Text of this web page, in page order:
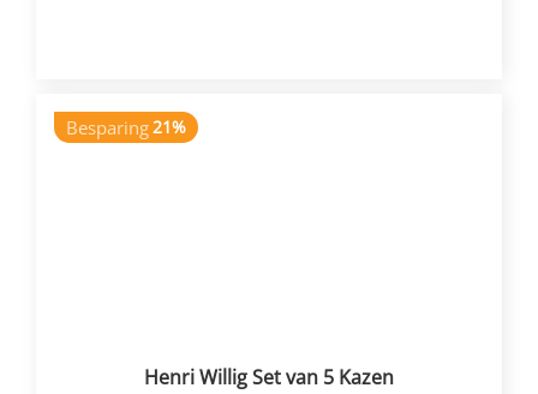
Besparing21%
Henri Willig Set van 5 Kazen